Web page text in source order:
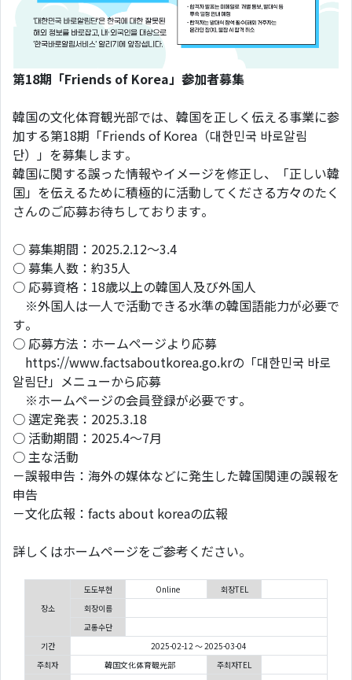
第18期「Friends of Korea」参加者募集
韓国の文化体育観光部では、韓国を正しく伝える事業に参
加する第18期「Friends of Korea（대한민국 바로알림
단）」を募集します。
韓国に関する誤った情報やイメージを修正し、「正しい韓
国」を伝えるために積極的に活動してくださる方々のたく
さんのご応募お待ちしております。
○ 募集期間：2025.2.12～3.4
○ 募集人数：約35人
○ 応募資格：18歳以上の韓国人及び外国人
※外国人は一人で活動できる水準の韓国語能力が必要で
す。
○ 応募方法：ホームページより応募
https://www.factsaboutkorea.go.krの「대한민국 바로
알림단」メニューから応募
※ホームページの会員登録が必要です。
○ 選定発表：2025.3.18
○ 活動期間：2025.4～7月
○ 主な活動
－誤報申告：海外の媒体などに発生した韓国関連の誤報を
申告
－文化広報：facts about koreaの広報
詳しくはホームページをご参考ください。
장소
도도부현 Online
회장TEL
회장이름
교통수단
기간
2025-02-12 ～ 2025-03-04
주최자
韓国文化体育観光部
주최자TEL